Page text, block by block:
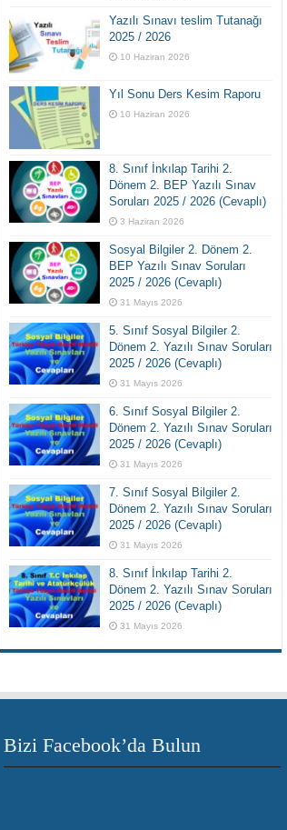
Yazılı Sınavı teslim Tutanağı
2025 / 2026
10 Haziran 2026
Yıl Sonu Ders Kesim Raporu
10 Haziran 2026
8. Sınıf İnkılap Tarihi 2.
Dönem 2. BEP Yazılı Sınav
Soruları 2025 / 2026 (Cevaplı)
3 Haziran 2026
Sosyal Bilgiler 2. Dönem 2.
BEP Yazılı Sınav Soruları
2025 / 2026 (Cevaplı)
31 Mayıs 2026
5. Sınıf Sosyal Bilgiler 2.
Dönem 2. Yazılı Sınav Soruları
2025 / 2026 (Cevaplı)
31 Mayıs 2026
6. Sınıf Sosyal Bilgiler 2.
Dönem 2. Yazılı Sınav Soruları
2025 / 2026 (Cevaplı)
31 Mayıs 2026
7. Sınıf Sosyal Bilgiler 2.
Dönem 2. Yazılı Sınav Soruları
2025 / 2026 (Cevaplı)
31 Mayıs 2026
8. Sınıf İnkılap Tarihi 2.
Dönem 2. Yazılı Sınav Soruları
2025 / 2026 (Cevaplı)
31 Mayıs 2026
Bizi Facebook’da Bulun